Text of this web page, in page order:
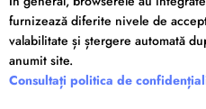
furnizează diferite nivele de
valabilitate și ștergere automată
anumit site.
Consultați politica de